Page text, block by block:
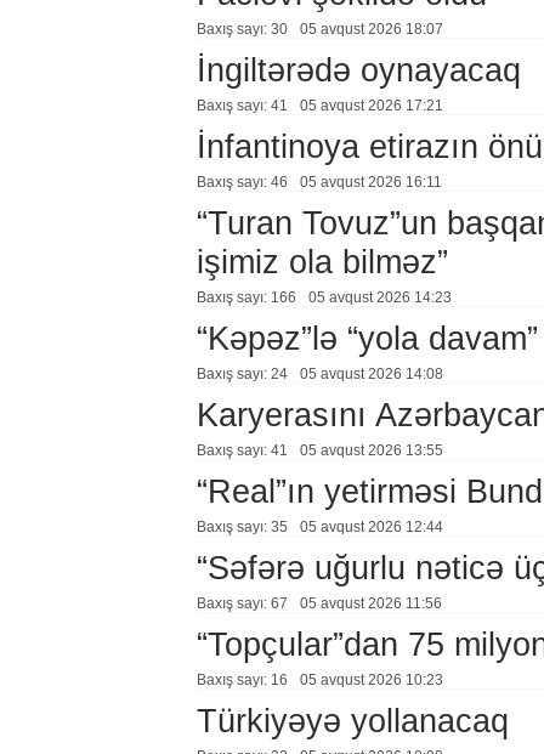
Baxış sayı: 30 05 avqust 2026 18:07
İngiltərədə oynayacaq
Baxış sayı: 41 05 avqust 2026 17:21
İnfantinoya etirazın
Baxış sayı: 46 05 avqust 2026 16:11
“Turan Tovuz”un
işimiz ola bilməz”
Baxış sayı: 166 05 avqust 2026 14:23
“Kəpəz”lə “yola
Baxış sayı: 24 05 avqust 2026 14:08
Karyerasını
Baxış sayı: 41 05 avqust 2026 13:55
“Real”ın yetirməsi
Baxış sayı: 35 05 avqust 2026 12:44
“Səfərə uğurlu nəticə
Baxış sayı: 67 05 avqust 2026 11:56
“Topçular”dan 75
Baxış sayı: 16 05 avqust 2026 10:23
Türkiyəyə yollanacaq